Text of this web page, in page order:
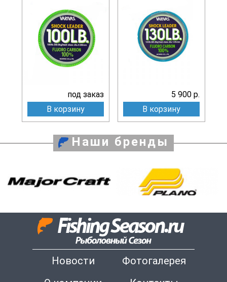
под заказ
В корзину
5 900 р.
В корзину
Наши бренды
Новости
Фотогалерея